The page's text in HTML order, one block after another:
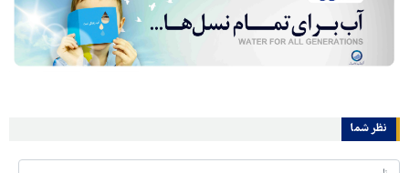
نظر شما